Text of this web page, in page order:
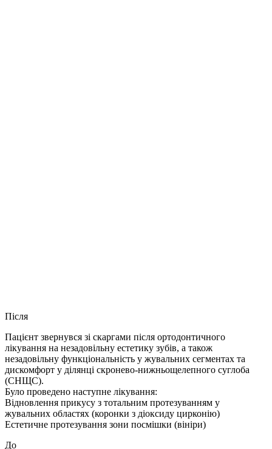
Після
Пацієнт звернувся зі скаргами після ортодонтичного
лікування на незадовільну естетику зубів, а також
незадовільну функціональність у жувальних сегментах та
дискомфорт у ділянці скронево-нижньощелепного суглоба
(СНЩС).
Було проведено наступне лікування:
Відновлення прикусу з тотальним протезуванням у
жувальних областях (коронки з діоксиду цирконію)
Естетичне протезування зони посмішки (вініри)
До